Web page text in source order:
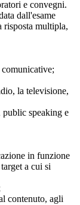
e convegni.
dall'esame
risposta multipla,
la televisione,
speaking e
in funzione
a cui si
contenuto, agli